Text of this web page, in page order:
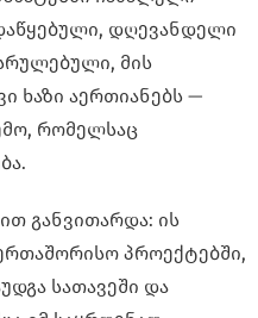
დღევანდელი
მის
ხაზი აერთიანებს —
რომელსაც
განვითარდა: ის
პროექტებში,
სათავეში და